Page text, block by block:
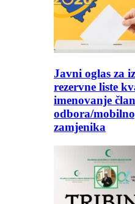
Javni oglas za
rezervne liste
imenovanje
odbora/
zamjenika